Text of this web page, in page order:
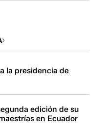
la presidencia de
edición de su
en Ecuador